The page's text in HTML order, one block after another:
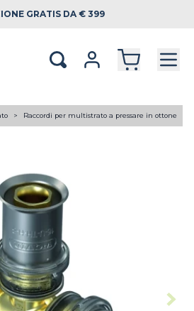
GRATIS DA € 399
Raccordi per multistrato a pressare in ottone